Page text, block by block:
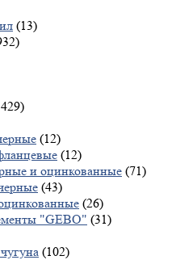
(13)
(12)
(12)
и оцинкованные (71)
(43)
(26)
"GEBO" (31)
(102)